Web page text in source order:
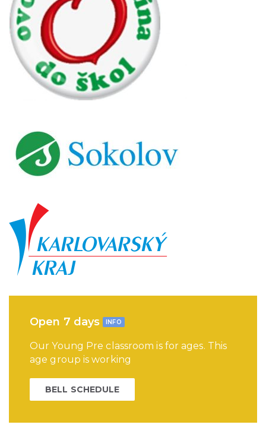
Open 7 days INFO
Our Young Pre classroom is for ages. This
age group is working
BELL SCHEDULE